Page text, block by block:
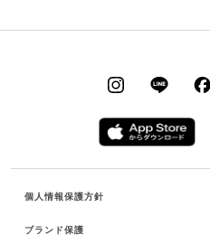
個人情報保護方針
ブランド保護